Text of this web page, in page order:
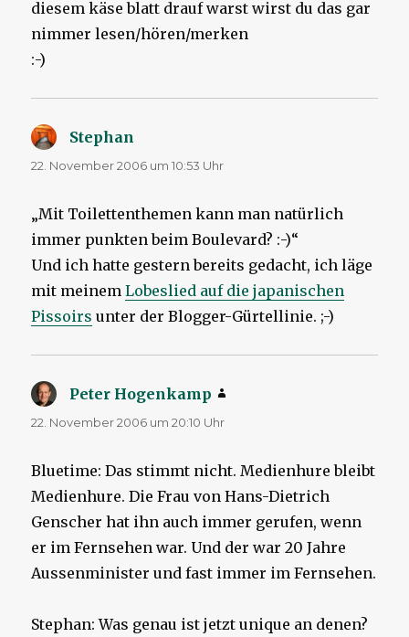
diesem käse blatt drauf warst wirst du das gar
nimmer lesen/hören/merken
:-)
Stephan
22. November 2006 um 10:53 Uhr
„Mit Toilettenthemen kann man natürlich
immer punkten beim Boulevard? :-)“
Und ich hatte gestern bereits gedacht, ich läge
mit meinemLobeslied auf die japanischen
Pissoirs unter der Blogger-Gürtellinie. ;-)
Peter Hogenkamp
22. November 2006 um 20:10 Uhr
Bluetime: Das stimmt nicht. Medienhure bleibt
Medienhure. Die Frau von Hans-Dietrich
Genscher hat ihn auch immer gerufen, wenn
er im Fernsehen war. Und der war 20 Jahre
Aussenminister und fast immer im Fernsehen.
Stephan: Was genau ist jetzt unique an denen?